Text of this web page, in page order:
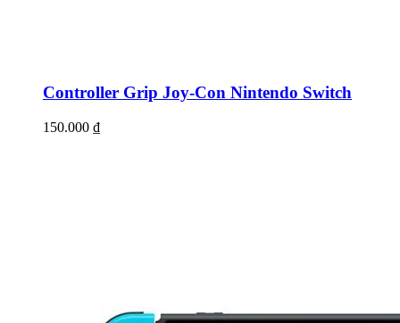
Controller Grip Joy-Con Nintendo Switch
150.000 ₫